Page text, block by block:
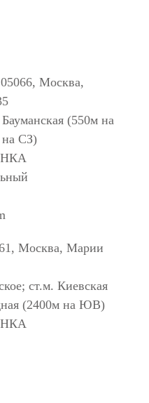
Москва,
(550м на
СЗ)
Москва, Марии
ст.м. Киевская
(2400м на ЮВ)